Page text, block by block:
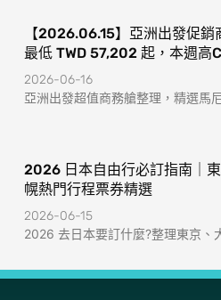
【2026.06.15】亞洲出發促
最低 TWD 57,202 起，本週高
2026-06-16
亞洲出發超值商務艙整理，精選馬
2026 日本自由行必訂指南｜
幌熱門行程票券精選
2026-06-15
2026 去日本要訂什麼?整理東京、